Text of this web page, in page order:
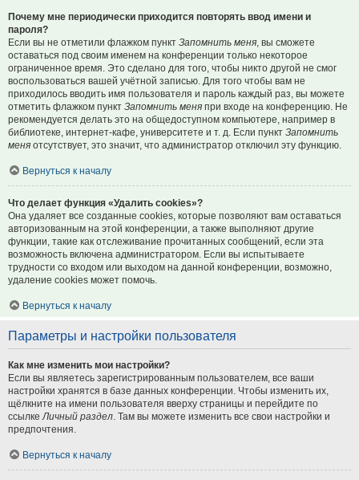
Почему мне периодически приходится повторять ввод имени и
пароля?
Если вы не отметили флажком пункт Запомнить меня , вы сможете
оставаться под своим именем на конференции только некоторое
ограниченное время. Это сделано для того, чтобы никто другой не смог
воспользоваться вашей учётной записью. Для того чтобы вам не
приходилось вводить имя пользователя и пароль каждый раз, вы можете
отметить флажком пункт Запомнить меня при входе на конференцию. Не
рекомендуется делать это на общедоступном компьютере, например в
библиотеке, интернет-кафе, университете и т. д. Если пункт Запомнить
меня отсутствует, это значит, что администратор отключил эту функцию.
Вернуться к началу
Что делает функция «Удалить cookies»?
Она удаляет все созданные cookies, которые позволяют вам оставаться
авторизованным на этой конференции, а также выполняют другие
функции, такие как отслеживание прочитанных сообщений, если эта
возможность включена администратором. Если вы испытываете
трудности со входом или выходом на данной конференции, возможно,
удаление cookies может помочь.
Вернуться к началу
Параметры и настройки пользователя
Как мне изменить мои настройки?
Если вы являетесь зарегистрированным пользователем, все ваши
настройки хранятся в базе данных конференции. Чтобы изменить их,
щёлкните на имени пользователя вверху страницы и перейдите по
ссылке Личный раздел . Там вы можете изменить все свои настройки и
предпочтения.
Вернуться к началу